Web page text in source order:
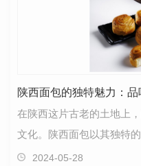
陕西面包的独特魅力：
在陕西这片古老的土地上
文化。陕西面包以其独特
仿佛品味着陕北的大地和
2024-05-28